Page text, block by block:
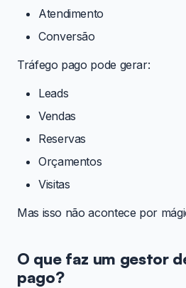
Atendimento
Conversão
Tráfego pago pode gerar:
Leads
Vendas
Reservas
Orçamentos
Visitas
Mas isso não acontece por
O que faz um gestor
pago?